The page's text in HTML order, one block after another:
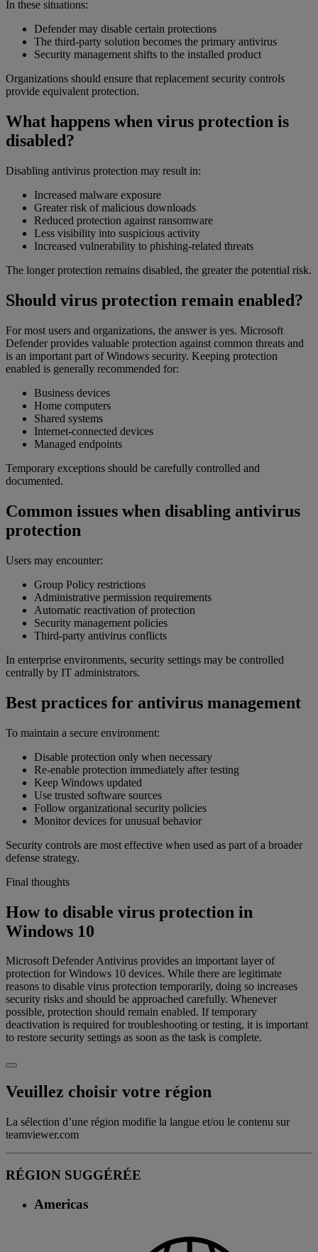
In these situations:
Defender may disable certain protections
The third-party solution becomes the primary antivirus
Security management shifts to the installed product
Organizations should ensure that replacement security controls
provide equivalent protection.
What happens when virus protection is
disabled?
Disabling antivirus protection may result in:
Increased malware exposure
Greater risk of malicious downloads
Reduced protection against ransomware
Less visibility into suspicious activity
Increased vulnerability to phishing-related threats
The longer protection remains disabled, the greater the potential risk.
Should virus protection remain enabled?
For most users and organizations, the answer is yes. Microsoft
Defender provides valuable protection against common threats and
is an important part of Windows security. Keeping protection
enabled is generally recommended for:
Business devices
Home computers
Shared systems
Internet-connected devices
Managed endpoints
Temporary exceptions should be carefully controlled and
documented.
Common issues when disabling antivirus
protection
Users may encounter:
Group Policy restrictions
Administrative permission requirements
Automatic reactivation of protection
Security management policies
Third-party antivirus conflicts
In enterprise environments, security settings may be controlled
centrally by IT administrators.
Best practices for antivirus management
To maintain a secure environment:
Disable protection only when necessary
Re-enable protection immediately after testing
Keep Windows updated
Use trusted software sources
Follow organizational security policies
Monitor devices for unusual behavior
Security controls are most effective when used as part of a broader
defense strategy.
Final thoughts
How to disable virus protection in
Windows 10
Microsoft Defender Antivirus provides an important layer of
protection for Windows 10 devices. While there are legitimate
reasons to disable virus protection temporarily, doing so increases
security risks and should be approached carefully. Whenever
possible, protection should remain enabled. If temporary
deactivation is required for troubleshooting or testing, it is important
to restore security settings as soon as the task is complete.
Veuillez choisir votre région
La sélection d’une région modifie la langue et/ou le contenu sur
teamviewer.com
RÉGION SUGGÉRÉE
Americas